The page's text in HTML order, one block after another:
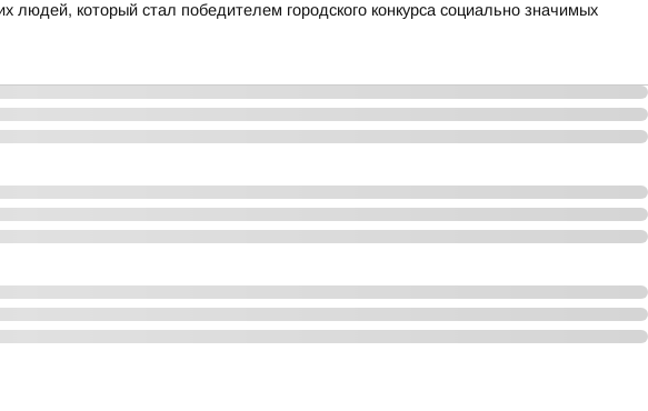
который стал победителем городского конкурса социально значимых